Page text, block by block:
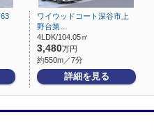
ワイウッドコート深谷市上
野台第…
4LDK/104.05㎡
3,480万円
約550m／7分
詳細を見る